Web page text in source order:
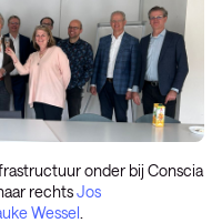
onder bij Conscia
rechtsJos
Wessel